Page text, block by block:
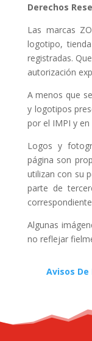
Derechos
Las marcas
logotipo,
registradas.
autorización
A menos que
y logotipos
por el IMPI y
Logos y
página son
utilizan con su
parte de
Algunas
no reflejar
Avisos